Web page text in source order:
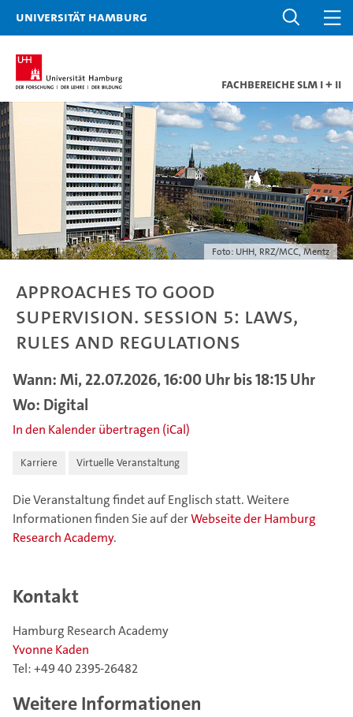
Universität Hamburg
Fachbereiche SLM I + II
Foto: UHH, RRZ/MCC, Mentz
Approaches to Good
Supervision. Session 5: Laws,
Rules and Regulations
Wann: Mi, 22.07.2026, 16:00 Uhr bis 18:15 Uhr
Wo: Digital
In den Kalender übertragen (iCal)
Karriere Virtuelle Veranstaltung
Die Veranstaltung findet auf Englisch statt. Weitere
Informationen finden Sie auf derWebseite der Hamburg
Research Academy.
Kontakt
Hamburg Research Academy
Yvonne Kaden
Tel: +49 40 2395-26482
Weitere Informationen